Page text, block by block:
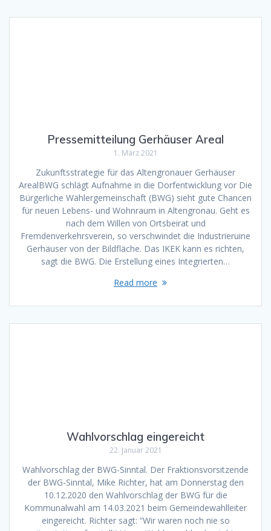
Pressemitteilung Gerhäuser Areal
1. März 2021
Zukunftsstrategie für das Altengronauer Gerhäuser
ArealBWG schlägt Aufnahme in die Dorfentwicklung vor Die
Bürgerliche Wählergemeinschaft (BWG) sieht gute Chancen
für neuen Lebens- und Wohnraum in Altengronau. Geht es
nach dem Willen von Ortsbeirat und
Fremdenverkehrsverein, so verschwindet die Industrieruine
Gerhäuser von der Bildfläche. Das IKEK kann es richten,
sagt die BWG. Die Erstellung eines Integrierten…
Read more
Wahlvorschlag eingereicht
22. Januar 2021
Wahlvorschlag der BWG-Sinntal. Der Fraktionsvorsitzende
der BWG-Sinntal, Mike Richter, hat am Donnerstag den
10.12.2020 den Wahlvorschlag der BWG für die
Kommunalwahl am 14.03.2021 beim Gemeindewahlleiter
eingereicht. Richter sagt: “Wir waren noch nie so